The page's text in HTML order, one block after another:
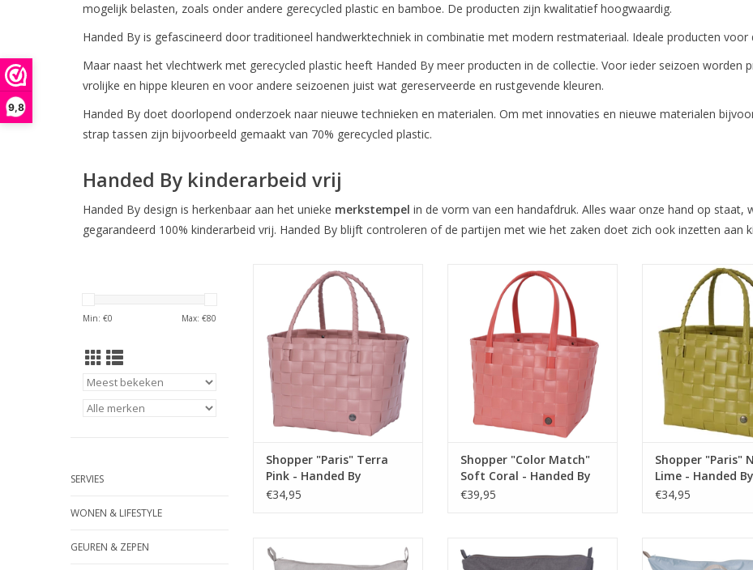
9,8
mogelijk belasten, zoals onder andere gerecycled plastic en bamboe. De producten zijn kwalitatief hoogwaardig.
Handed By is gefascineerd door traditioneel handwerktechniek in combinatie met modern restmateriaal. Ideale producten
Maar naast het vlechtwerk met gerecycled plastic heeft Handed By meer producten in de collectie. Voor ieder seizoen worden
vrolijke en hippe kleuren en voor andere seizoenen juist wat gereserveerde en rustgevende kleuren.
Handed By doet doorlopend onderzoek naar nieuwe technieken en materialen. Om met innovaties en nieuwe materialen
strap tassen zijn bijvoorbeeld gemaakt van 70% gerecycled plastic.
Handed By kinderarbeid vrij
Handed By design is herkenbaar aan het unieke merkstempel in de vorm van een handafdruk. Alles waar onze hand op
gegarandeerd 100% kinderarbeid vrij. Handed By blijft controleren of de partijen met wie het zaken doet zich ook inzetten aan
Min: €0 Max: €80
SERVIES
WONEN & LIFESTYLE
GEUREN & ZEPEN
De mooie handgevlochten tas
Paris van Handed By is een
kleurrijk en trendy
boodschappentas of shopper.
Een functionele
boodschappentas voor de
dagelijkse inkopen of naar het
strand met een fashion look.
TOEVOEGEN AAN WINKELWAGEN
Shopper "Paris" Terra
Pink - Handed By
€34,95
De Handed By color match
shopper staat iedereen! De
hengsels zijn gemaakt van PU-
leder en zorgen voor een goed
draagcomfort. Een sterke en
stoere tas met een contrast aan
kleuren. Handig voor naar
kantoor of tijdens het
boodschappen doen. Gemaakt
van 70%
TOEVOEGEN AAN WINKELWAGEN
Shopper "Color Match"
Soft Coral - Handed By
€39,95
De mooie
Paris van Handed
kleurrijk en
boodschappentas
Een
dagelijkse inkopen
strand met een
TOEVOEGEN AAN
Shopper "Paris"
Lime - Handed By
€34,95
De 'Soho' handtas doet zijn naam
eer aan. Een stijlvolle en trendy
De 'Soho' handtas doet zijn naam
eer aan. Een stijlvolle en trendy
het strand, de